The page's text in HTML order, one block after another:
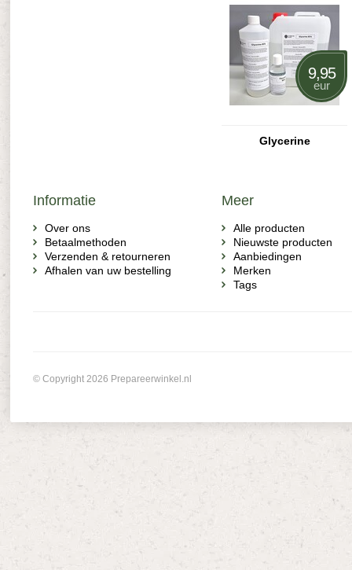
9,95
eur
Glycerine
Informatie
Over ons
Betaalmethoden
Verzenden & retourneren
Afhalen van uw bestelling
Meer
Alle producten
Nieuwste producten
Aanbiedingen
Merken
Tags
© Copyright 2026 Prepareerwinkel.nl